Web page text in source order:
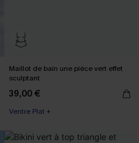
Maillot de bain une pièce vert effet
sculptant
39,00 €
Ventre Plat +